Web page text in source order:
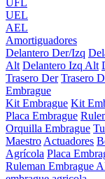
UFL
UEL
AEL
Amortiguadores
Delantero Der/Izq
Alt Delantero Izq Alt
Trasero Der Trasero
Embrague
Kit Embrague Kit
Placa Embrague
Orquilla Embrague
Maestro Actuadores
Agrícola Placa
Ruleman Embrague